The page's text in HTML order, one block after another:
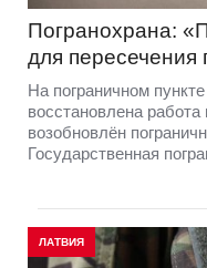
Погранохрана:
для пересечения
На пограничном
восстановлена
возобновлён
Государственная
ЛАТВИЯ